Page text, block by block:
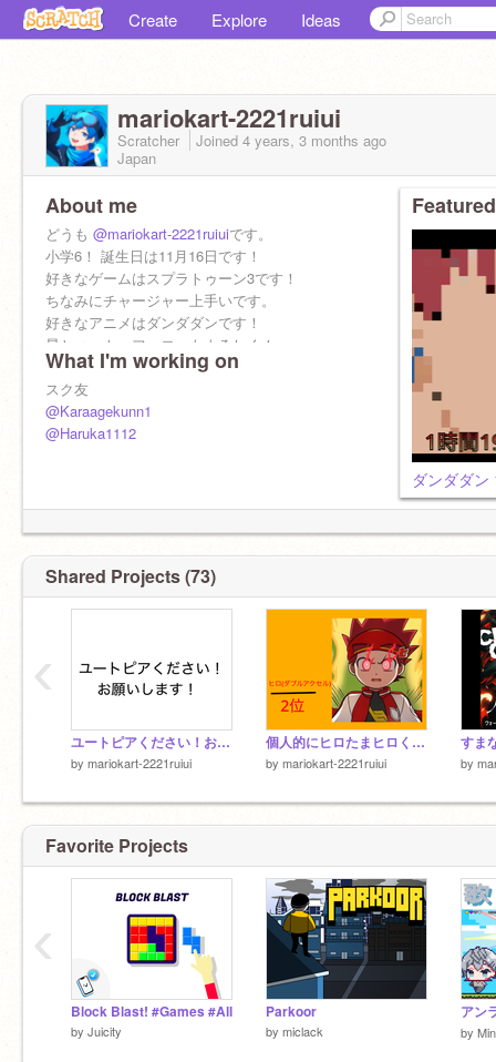
Create Explore Ideas
mariokart-2221ruiui
Scratcher Joined 4 years, 3 months ago
Japan
About me
どうも @mariokart-2221ruiuiです。
小学6！ 誕生日は11月16日です！
好きなゲームはスプラトゥーン3です！
ちなみにチャージャー上手いです。
好きなアニメはダンダダンです！
星とハート、フォローもよろしく！
ヤスゴヤ大好きです！
What I'm working on
スク友
@Karaagekunn1
@Haruka1112
Shared Projects (73)
ユートピアください！お願いします！
by mariokart-2221ruiui
個人的にヒロたまヒロくん最強ランキング#2
by mariokart-2221ruiui by
‹
Favorite Projects
Block Blast! #Games #All
by Juicity
Parkoor
by miclack by
‹